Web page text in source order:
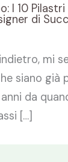
I 10
di
mi
siano già
da
[…]